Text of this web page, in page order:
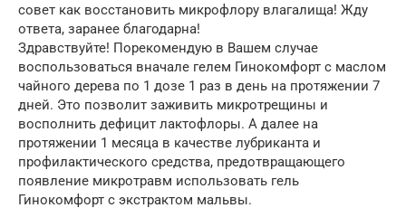
совет как восстановить микрофлору влагалища! Жду
ответа, заранее благодарна!
Здравствуйте! Порекомендую в Вашем случае
воспользоваться вначале гелем Гинокомфорт с маслом
чайного дерева по 1 дозе 1 раз в день на протяжении 7
дней. Это позволит заживить микротрещины и
восполнить дефицит лактофлоры. А далее на
протяжении 1 месяца в качестве лубриканта и
профилактического средства, предотвращающего
появление микротравм использовать гель
Гинокомфорт с экстрактом мальвы.